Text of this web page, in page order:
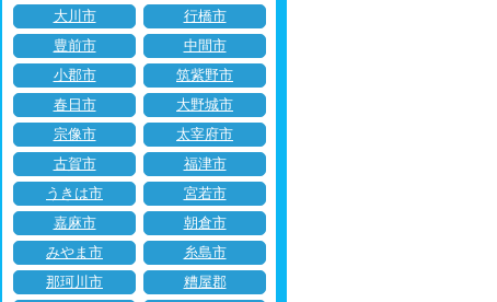
大川市
行橋市
豊前市
中間市
小郡市
筑紫野市
春日市
大野城市
宗像市
太宰府市
古賀市
福津市
うきは市
宮若市
嘉麻市
朝倉市
みやま市
糸島市
那珂川市
糟屋郡